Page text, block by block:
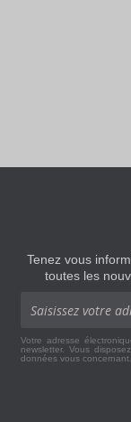
Tenez vous
toutes les
Votre adresse
newsletter. Vous
données vous concernant.